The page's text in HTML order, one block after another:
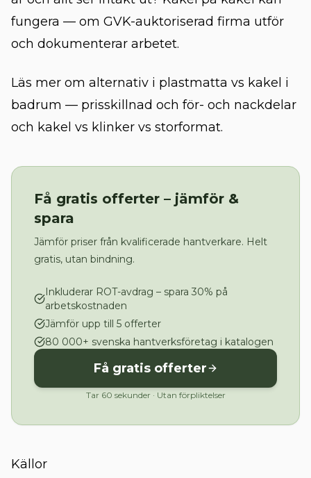
fungera — om GVK-auktoriserad firma utför
och dokumenterar arbetet.
Läs mer om alternativ i plastmatta vs kakel i
badrum — prisskillnad och för- och nackdelar
och kakel vs klinker vs storformat.
Få gratis offerter – jämför &
spara
Jämför priser från kvalificerade hantverkare. Helt
gratis, utan bindning.
Inkluderar ROT-avdrag – spara 30% på
arbetskostnaden
Jämför upp till 5 offerter
80 000+ svenska hantverksföretag i katalogen
Få gratis offerter
Tar 60 sekunder · Utan förpliktelser
Källor